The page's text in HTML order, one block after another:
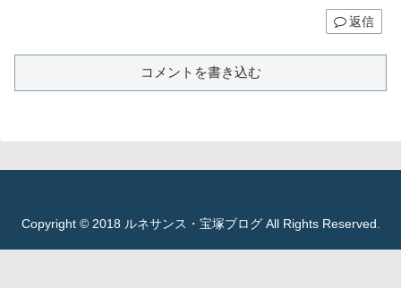
返信
コメントを書き込む
Copyright © 2018 ルネサンス・宝塚ブログ All Rights Reserved.